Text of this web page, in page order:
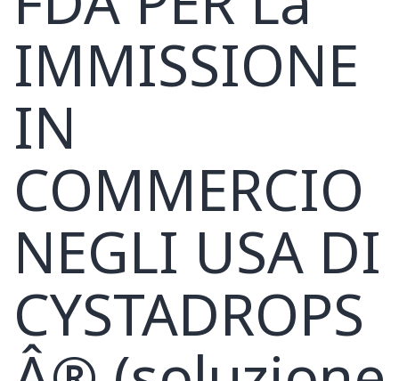
IMMISSIONE
IN
COMMERCIO
NEGLI USA DI
CYSTADROPS